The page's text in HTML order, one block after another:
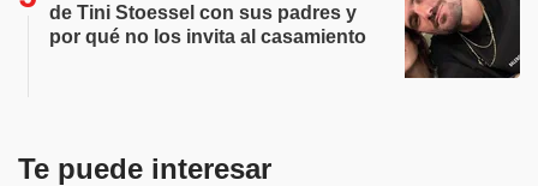
de Tini Stoessel con sus padres y
por qué no los invita al casamiento
Te puede interesar